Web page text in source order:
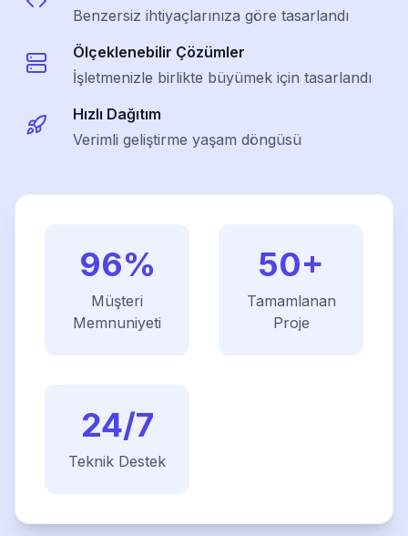
Benzersiz ihtiyaçlarınıza göre tasarlandı
Ölçeklenebilir Çözümler
İşletmenizle birlikte büyümek için tasarlandı
Hızlı Dağıtım
Verimli geliştirme yaşam döngüsü
96%
Müşteri
Memnuniyeti
50+
Tamamlanan
Proje
24/7
Teknik Destek